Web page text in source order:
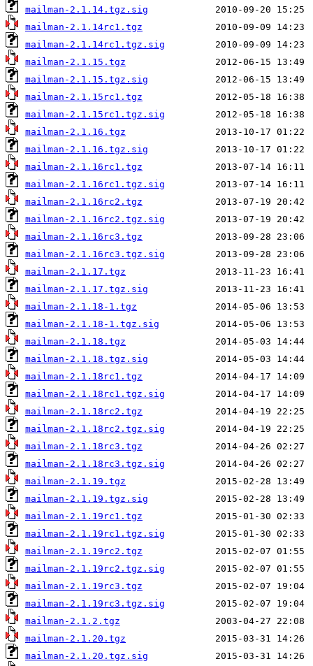
mailman-2.1.14.tgz.sig
mailman-2.1.14rc1.tgz
mailman-2.1.14rc1.tgz.sig
mailman-2.1.15.tgz
mailman-2.1.15.tgz.sig
mailman-2.1.15rc1.tgz
mailman-2.1.15rc1.tgz.sig
mailman-2.1.16.tgz
mailman-2.1.16.tgz.sig
mailman-2.1.16rc1.tgz
mailman-2.1.16rc1.tgz.sig
mailman-2.1.16rc2.tgz
mailman-2.1.16rc2.tgz.sig
mailman-2.1.16rc3.tgz
mailman-2.1.16rc3.tgz.sig
mailman-2.1.17.tgz
mailman-2.1.17.tgz.sig
mailman-2.1.18-1.tgz
mailman-2.1.18-1.tgz.sig
mailman-2.1.18.tgz
mailman-2.1.18.tgz.sig
mailman-2.1.18rc1.tgz
mailman-2.1.18rc1.tgz.sig
mailman-2.1.18rc2.tgz
mailman-2.1.18rc2.tgz.sig
mailman-2.1.18rc3.tgz
mailman-2.1.18rc3.tgz.sig
mailman-2.1.19.tgz
mailman-2.1.19.tgz.sig
mailman-2.1.19rc1.tgz
mailman-2.1.19rc1.tgz.sig
mailman-2.1.19rc2.tgz
mailman-2.1.19rc2.tgz.sig
mailman-2.1.19rc3.tgz
mailman-2.1.19rc3.tgz.sig
mailman-2.1.2.tgz
mailman-2.1.20.tgz
mailman-2.1.20.tgz.sig